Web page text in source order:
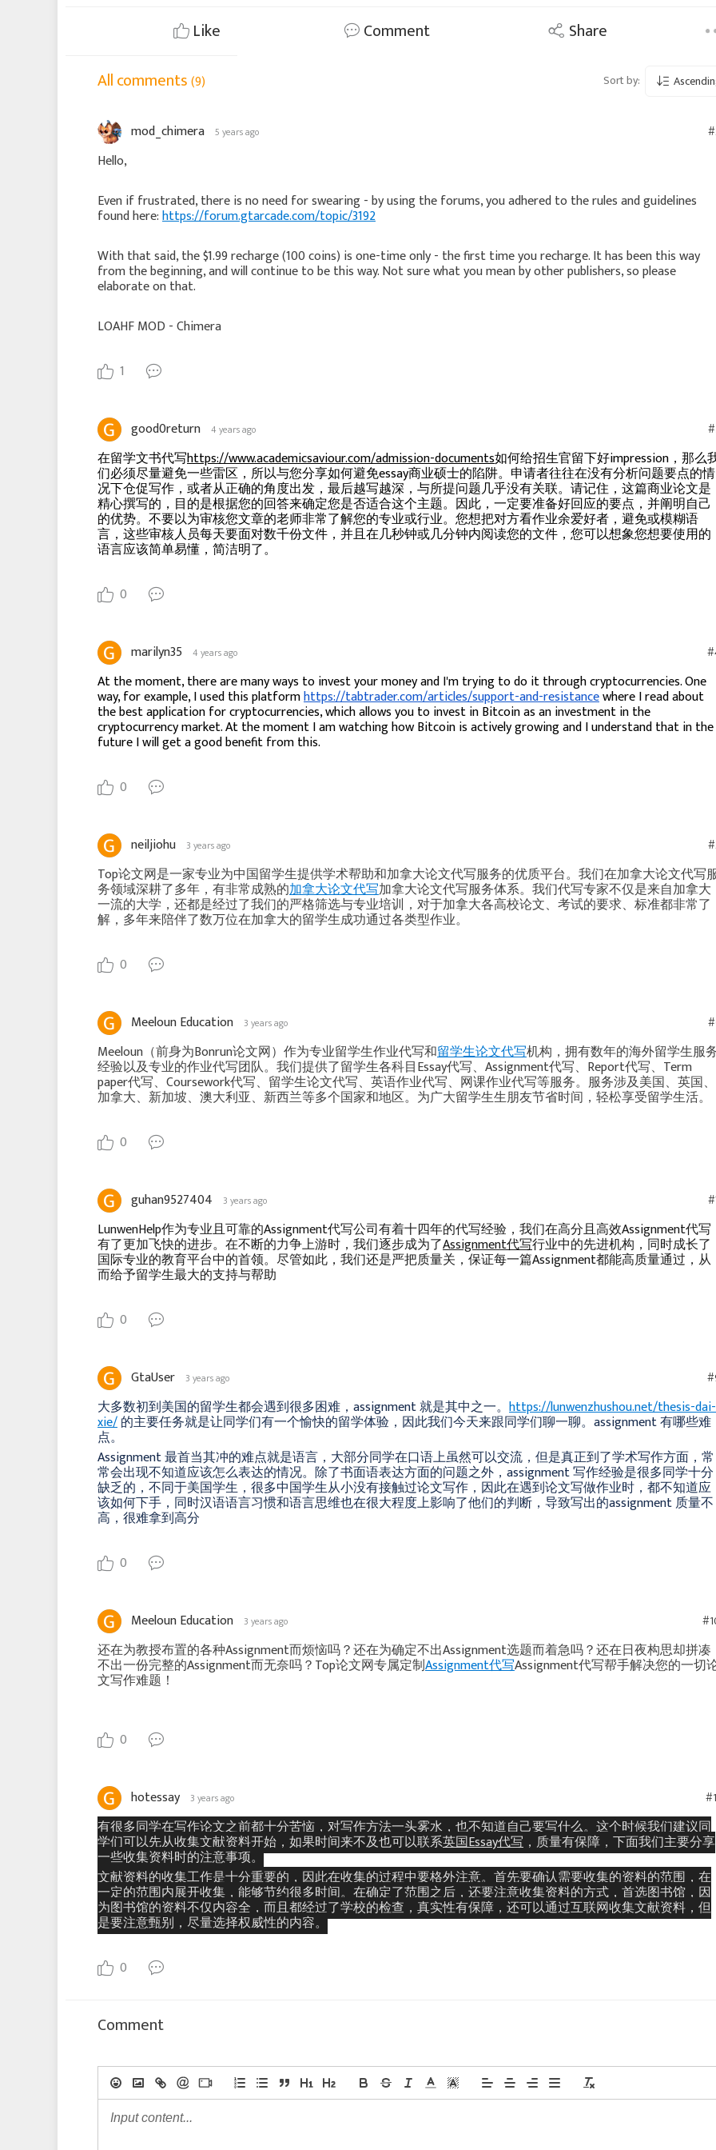
Like Comment
Share
All comments(9) Sort by:
mod_chimera 5 years ago
Hello,
Even if frustrated, there is no need for swearing - by using the forums, you adhered to the rules and guidelines
found here:https://forum.gtarcade.com/topic/3192
With that said, the $1.99 recharge (100 coins) is one-time only - the first time you recharge. It has been this way
from the beginning, and will continue to be this way. Not sure what you mean by other publishers, so please
elaborate on that.
LOAHF MOD - Chimera
1
good0return 4 years ago
在留学文书代写https://www.academicsaviour.com/admission-documents如何给招生官留下好impression，那么
们必须尽量避免一些雷区，所以与您分享如何避免essay商业硕士的陷阱。申请者往往在没有分析问题要点的情
况下仓促写作，或者从正确的角度出发，最后越写越深，与所提问题几乎没有关联。请记住，这篇商业论文是
精心撰写的，目的是根据您的回答来确定您是否适合这个主题。因此，一定要准备好回应的要点，并阐明自己
的优势。不要以为审核您文章的老师非常了解您的专业或行业。您想把对方看作业余爱好者，避免或模糊语
言，这些审核人员每天要面对数千份文件，并且在几秒钟或几分钟内阅读您的文件，您可以想象您想要使用的
语言应该简单易懂，简洁明了。
0
marilyn35 4 years ago
At the moment, there are many ways to invest your money and I'm trying to do it through cryptocurrencies. One
way, for example, I used this platformhttps://tabtrader.com/articles/support-and-resistancewhere I read about
the best application for cryptocurrencies, which allows you to invest in Bitcoin as an investment in the
cryptocurrency market. At the moment I am watching how Bitcoin is actively growing and I understand that in the
future I will get a good benefit from this.
0
neiljiohu 3 years ago
Top论文网是一家专业为中国留学生提供学术帮助和加拿大论文代写服务的优质平台。我们在加拿大论文代写
务领域深耕了多年，有非常成熟的加拿大论文代写加拿大论文代写服务体系。我们代写专家不仅是来自加拿大
一流的大学，还都是经过了我们的严格筛选与专业培训，对于加拿大各高校论文、考试的要求、标准都非常了
解，多年来陪伴了数万位在加拿大的留学生成功通过各类型作业。
0
Meeloun Education 3 years ago
Meeloun（前身为Bonrun论文网）作为专业留学生作业代写和留学生论文代写机构，拥有数年的海外留学生服
经验以及专业的作业代写团队。我们提供了留学生各科目Essay代写、Assignment代写、Report代写、Term
paper代写、Coursework代写、留学生论文代写、英语作业代写、网课作业代写等服务。服务涉及美国、英国、
加拿大、新加坡、澳大利亚、新西兰等多个国家和地区。为广大留学生生朋友节省时间，轻松享受留学生活。
0
guhan9527404 3 years ago
LunwenHelp作为专业且可靠的Assignment代写公司有着十四年的代写经验，我们在高分且高效Assignment代写
有了更加飞快的进步。在不断的力争上游时，我们逐步成为了Assignment代写行业中的先进机构，同时成长了
国际专业的教育平台中的首领。尽管如此，我们还是严把质量关，保证每一篇Assignment都能高质量通过，从
而给予留学生最大的支持与帮助
0
GtaUser 3 years ago
大多数初到美国的留学生都会遇到很多困难，assignment 就是其中之一。 https://lunwenzhushou.net/thesis-dai-
xie/的主要任务就是让同学们有一个愉快的留学体验，因此我们今天来跟同学们聊一聊。assignment 有哪些难
点。
Assignment 最首当其冲的难点就是语言，大部分同学在口语上虽然可以交流，但是真正到了学术写作方面，常
常会出现不知道应该怎么表达的情况。除了书面语表达方面的问题之外，assignment 写作经验是很多同学十分
缺乏的，不同于美国学生，很多中国学生从小没有接触过论文写作，因此在遇到论文写做作业时，都不知道应
该如何下手，同时汉语语言习惯和语言思维也在很大程度上影响了他们的判断，导致写出的assignment 质量不
高，很难拿到高分
0
Meeloun Education 3 years ago
还在为教授布置的各种Assignment而烦恼吗？还在为确定不出Assignment选题而着急吗？还在日夜构思却拼凑
不出一份完整的Assignment而无奈吗？Top论文网专属定制Assignment代写Assignment代写帮手解决您的一切
文写作难题！
0
hotessay 3 years ago
有很多同学在写作论文之前都十分苦恼，对写作方法一头雾水，也不知道自己要写什么。这个时候我们建议同
学们可以先从收集文献资料开始，如果时间来不及也可以联系英国Essay代写 ，质量有保障，下面我们主要分享
一些收集资料时的注意事项。
文献资料的收集工作是十分重要的，因此在收集的过程中要格外注意。首先要确认需要收集的资料的范围，在
一定的范围内展开收集，能够节约很多时间。在确定了范围之后，还要注意收集资料的方式，首选图书馆，因
为图书馆的资料不仅内容全，而且都经过了学校的检查，真实性有保障，还可以通过互联网收集文献资料，但
是要注意甄别，尽量选择权威性的内容。
0
Comment